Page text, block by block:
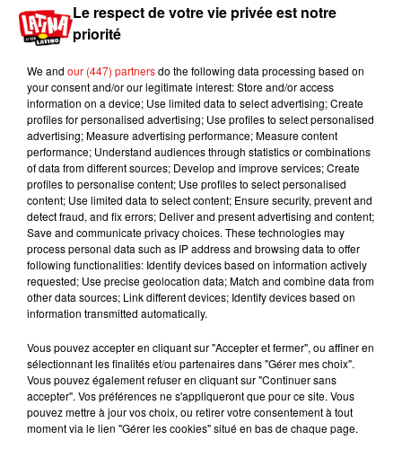
crème d’ail, puis du jus de citron. »
Et tout ça, ça donne un plat typiquement chilien,
laisse tremper le poisson dans ce mélange 5
minutes, pas plus, car sinon, le poisson va cuire
assez vite. Puis on déguste le tout.
Sachez qu’en Amérique Latine, le ceviche est un
plat très répandu et qu’il se déguste aussi bien cru
que cuit. En Equateur par exemple, le plat est
préparé à base de poissons ou de fruits de mer. Ils
sont cuits, et mélangés à une marinade acidulée
accompagnée d’oignons, de coriandre et de
tomates. Le plat est ensuite servi comme entrée,
en soupe froide, accompagné par des chips ou du
Le respect de votre vie privée est notre
priorité
We and our (447) partnersdo the following data processing based on
your consent and/or our legitimate interest: Store and/or access
information on a device; Use limited data to select advertising; Create
profiles for personalised advertising; Use profiles to select personalised
advertising; Measure advertising performance; Measure content
performance; Understand audiences through statistics or combinations
of data from different sources; Develop and improve services; Create
profiles to personalise content; Use profiles to select personalised
content; Use limited data to select content; Ensure security, prevent and
detect fraud, and fix errors; Deliver and present advertising and content;
Save and communicate privacy choices. These technologies may
process personal data such as IP address and browsing data to offer
following functionalities: Identify devices based on information actively
requested; Use precise geolocation data; Match and combine data from
other data sources; Link different devices; Identify devices based on
information transmitted automatically.
Vous pouvez accepter en cliquant sur "Accepter et fermer", ou affiner en
sélectionnant les finalités et/ou partenaires dans "Gérer mes choix".
Vous pouvez également refuser en cliquant sur "Continuer sans
accepter". Vos préférences ne s'appliqueront que pour ce site. Vous
pouvez mettre à jour vos choix, ou retirer votre consentement à tout
moment via le lien "Gérer les cookies" situé en bas de chaque page.